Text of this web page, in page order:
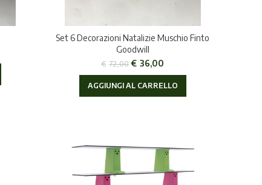
Set 6 Decorazioni Natalizie Muschio Finto
Goodwill
€ 72,00 € 36,00
AGGIUNGI AL CARRELLO